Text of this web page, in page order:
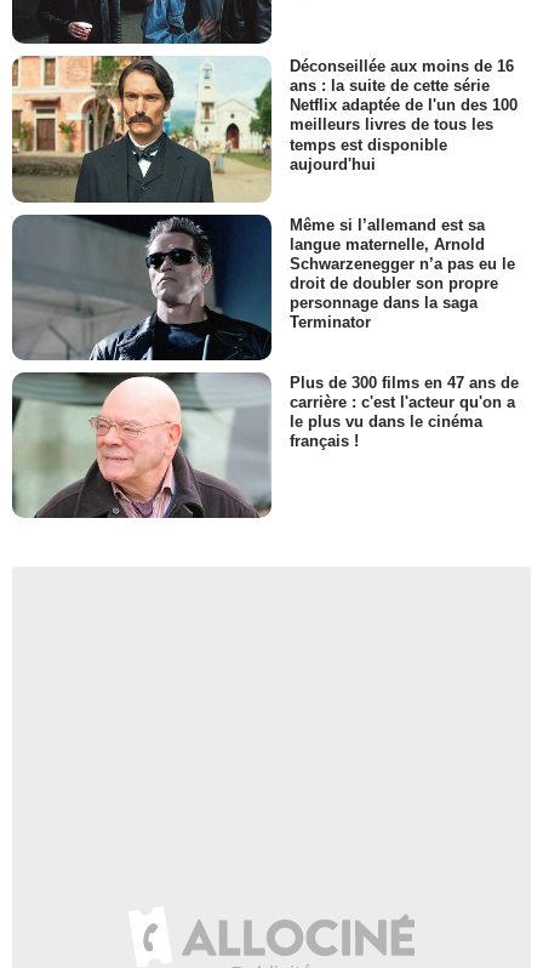
Déconseillée aux moins de 16
ans : la suite de cette série
Netflix adaptée de l'un des 100
meilleurs livres de tous les
temps est disponible
aujourd'hui
Même si l’allemand est sa
langue maternelle, Arnold
Schwarzenegger n’a pas eu le
droit de doubler son propre
personnage dans la saga
Terminator
Plus de 300 films en 47 ans de
carrière : c'est l'acteur qu'on a
le plus vu dans le cinéma
français !